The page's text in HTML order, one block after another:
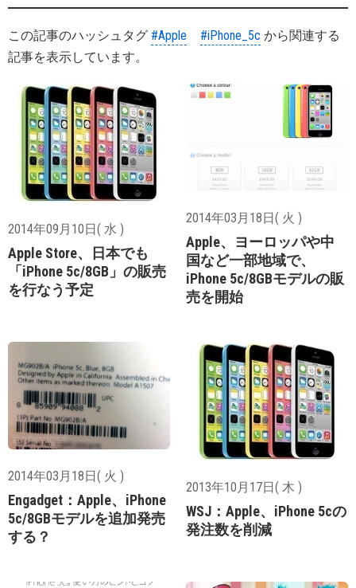
この記事のハッシュタグ #Apple #iPhone_5c から関連する
記事を表示しています。
2014年09月10日( 水 )
Apple Store、日本でも
「iPhone 5c/8GB」の販売
を行なう予定
2014年03月18日( 火 )
Apple、ヨーロッパや中
国など一部地域で、
iPhone 5c/8GBモデルの販
売を開始
2014年03月18日( 火 )
Engadget：Apple、iPhone
5c/8GBモデルを追加発売
する？
2013年10月17日( 木 )
WSJ：Apple、iPhone 5cの
発注数を削減